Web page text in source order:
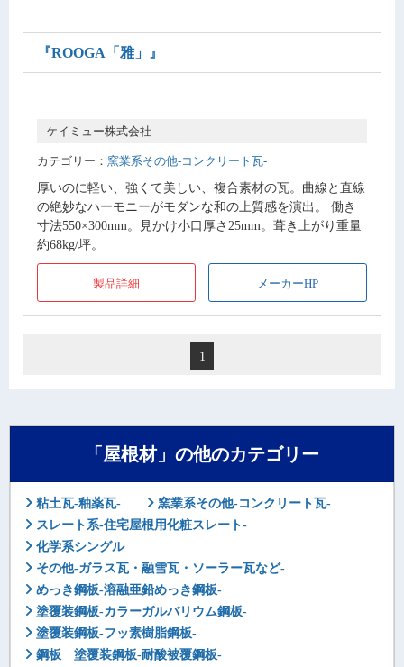
『ROOGA「雅」』
ケイミュー株式会社
カテゴリー： 窯業系その他-コンクリート瓦-
厚いのに軽い、強くて美しい、複合素材の瓦。曲線と直線
の絶妙なハーモニーがモダンな和の上質感を演出。 働き
寸法550×300mm。見かけ小口厚さ25mm。葺き上がり重量
約68kg/坪。
製品詳細 メーカーHP
1
「屋根材」の他のカテゴリー
粘土瓦-釉薬瓦-
窯業系その他-コンクリート瓦-
スレート系-住宅屋根用化粧スレート-
化学系シングル
その他-ガラス瓦・融雪瓦・ソーラー瓦など-
めっき鋼板-溶融亜鉛めっき鋼板-
塗覆装鋼板-カラーガルバリウム鋼板-
塗覆装鋼板-フッ素樹脂鋼板-
鋼板 塗覆装鋼板-耐酸被覆鋼板-